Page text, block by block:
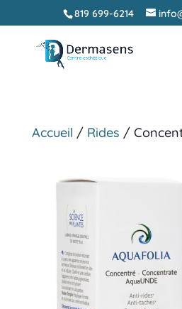
819 699-6214
Accueil / Rides /